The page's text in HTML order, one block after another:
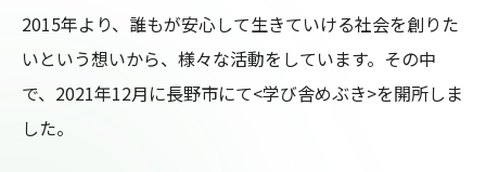
2015年より、誰もが安心して生きていける社会を創りた
いという想いから、様々な活動をしています。その中
で、2021年12月に長野市にて<学び舎めぶき>を開所しま
した。